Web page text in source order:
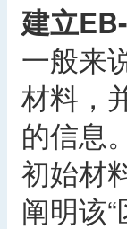
建立
一般来
材料，
的信息。
初始材
阐明该